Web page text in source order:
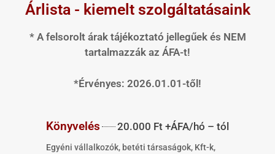
Árlista - kiemelt szolgáltatásaink
* A felsorolt árak tájékoztató jellegűek és NEM
tartalmazzák az ÁFA-t!
*Érvényes: 2026.01.01-től!
Könyvelés 20.000 Ft +ÁFA/hó – tól
Egyéni vállalkozók, betéti társaságok, Kft-k,